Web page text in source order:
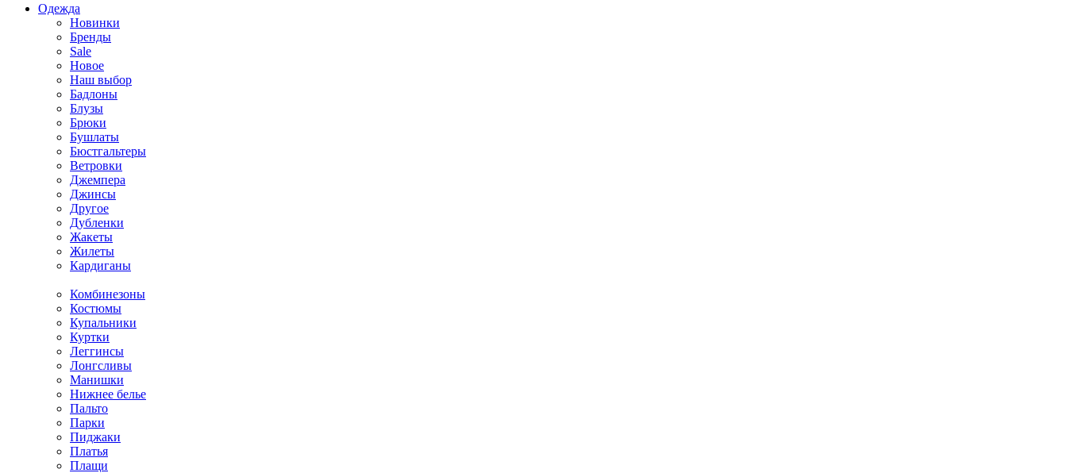
Одежда
Новинки
Бренды
Sale
Новое
Наш выбор
Бадлоны
Блузы
Брюки
Бушлаты
Бюстгальтеры
Ветровки
Джемпера
Джинсы
Другое
Дубленки
Жакеты
Жилеты
Кардиганы
Комбинезоны
Костюмы
Купальники
Куртки
Леггинсы
Лонгсливы
Манишки
Нижнее белье
Пальто
Парки
Пиджаки
Платья
Плащи